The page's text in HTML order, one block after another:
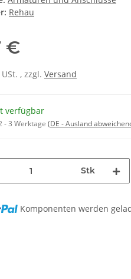
Rehau
€
, zzgl. Versand
verfügbar
- 3 Werktage (DE - Ausland
Stk
Komponenten werden